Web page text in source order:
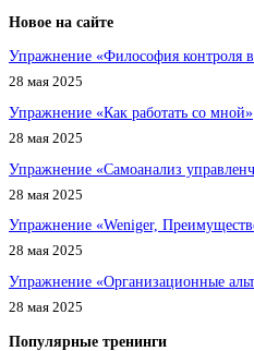
Новое на сайте
Упражнение «Философия контроля
28 мая 2025
Упражнение «Как работать со мной»
28 мая 2025
Упражнение «Самоанализ
28 мая 2025
Упражнение «Weniger,
28 мая 2025
Упражнение «Организационные
28 мая 2025
Популярные тренинги